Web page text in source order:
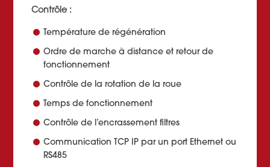
Contrôle :
Température de régénération
Ordre de marche à distance et retour de
fonctionnement
Contrôle de la rotation de la roue
Temps de fonctionnement
Contrôle de l’encrassement filtres
Communication TCP IP par un port Ethernet ou
RS485